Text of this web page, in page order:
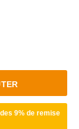
9% de remise